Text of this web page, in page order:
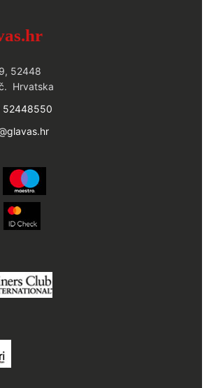
52448
Hrvatska
52448550